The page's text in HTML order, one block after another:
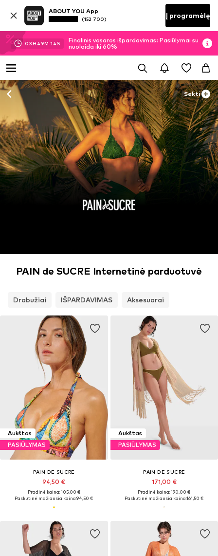
ABOUT YOU App
(152 700) Į programėlę
03H 49M 11 S
Finalinis vasaros išpardavimas: Pasiūlymai su
nuolaida iki 60%
Sekti
PAIN de SUCRE Internetinė parduotuvė
Drabužiai IŠPARDAVIMAS Aksesuarai
Aukštas
PASIŪLYMAS
PAIN DE SUCRE
94,50 €
Pradinė kaina: 105,00 €
Paskutinė mažiausia kaina:94,50 €
Aukštas
PASIŪLYMAS
PAIN DE SUCRE
171,00 €
Pradinė kaina: 190,00 €
Paskutinė mažiausia kaina:161,50 €